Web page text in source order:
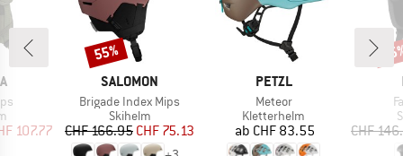
Preis
107.77
MARKE
SALOMON
Artikel
Brigade Index Mips
Produktgruppe
Skihelm
Preis
CHF 166.95reduzierter Preis
CHF 75.13
Rabatt
55%
MARKE
PETZL
Artikel
Meteor
Produktgruppe
Kletterhelm
Preis
ab CHF 83.55 CHF